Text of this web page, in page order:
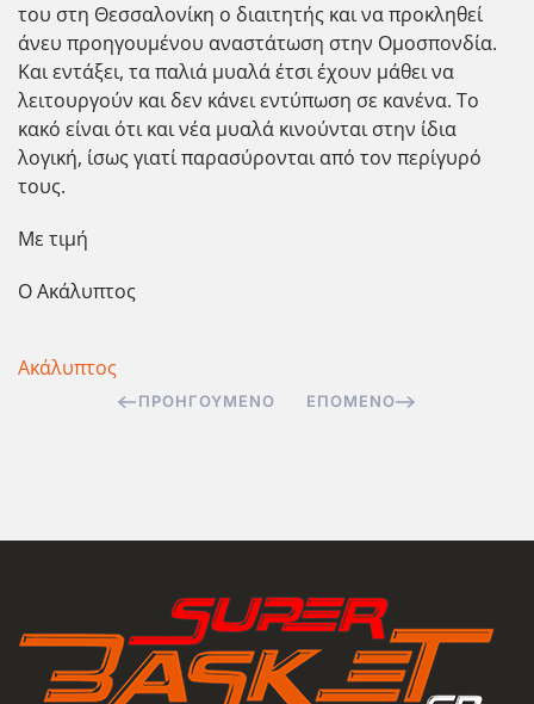
του στη Θεσσαλονίκη ο διαιτητής και να προκληθεί
άνευ προηγουμένου αναστάτωση στην Ομοσπονδία.
Και εντάξει, τα παλιά μυαλά έτσι έχουν μάθει να
λειτουργούν και δεν κάνει εντύπωση σε κανένα. Το
κακό είναι ότι και νέα μυαλά κινούνται στην ίδια
λογική, ίσως γιατί παρασύρονται από τον περίγυρό
τους.
Με τιμή
Ο Ακάλυπτος
Ακάλυπτος
ΠΡΟΗΓΟΎΜΕΝΟ ΕΠΌΜΕΝΟ